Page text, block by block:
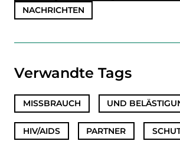
NACHRICHTEN
Verwandte Tags
MISSBRAUCH UND
HIV/AIDS PARTNER